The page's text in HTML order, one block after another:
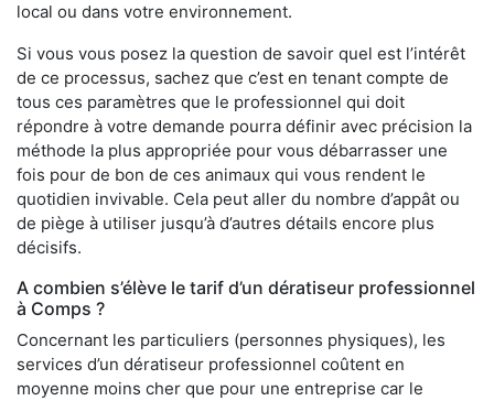
local ou dans votre environnement.
Si vous vous posez la question de savoir quel est l’intérêt
de ce processus, sachez que c’est en tenant compte de
tous ces paramètres que le professionnel qui doit
répondre à votre demande pourra définir avec précision la
méthode la plus appropriée pour vous débarrasser une
fois pour de bon de ces animaux qui vous rendent le
quotidien invivable. Cela peut aller du nombre d’appât ou
de piège à utiliser jusqu’à d’autres détails encore plus
décisifs.
A combien s’élève le tarif d’un dératiseur professionnel
à Comps ?
Concernant les particuliers (personnes physiques), les
services d’un dératiseur professionnel coûtent en
moyenne moins cher que pour une entreprise car le